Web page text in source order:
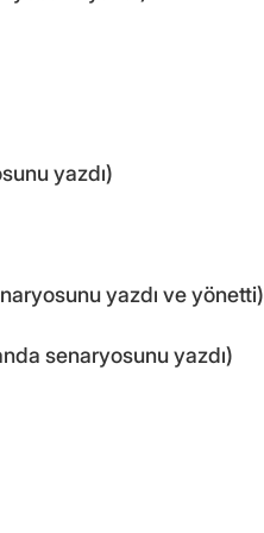
yazdı)
yazdı ve yönetti)
senaryosunu yazdı)